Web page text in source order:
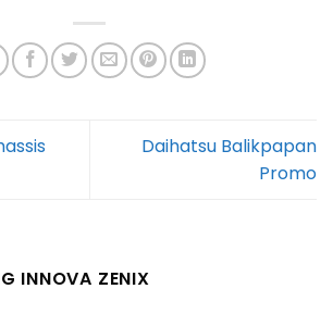
Daihatsu Balikpapan
Promo
INNOVA ZENIX